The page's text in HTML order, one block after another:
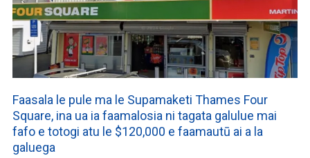
Faasala le pule ma le Supamaketi Thames Four
Square, ina ua ia faamalosia ni tagata galulue mai
fafo e totogi atu le $120,000 e faamautū ai a la
galuega